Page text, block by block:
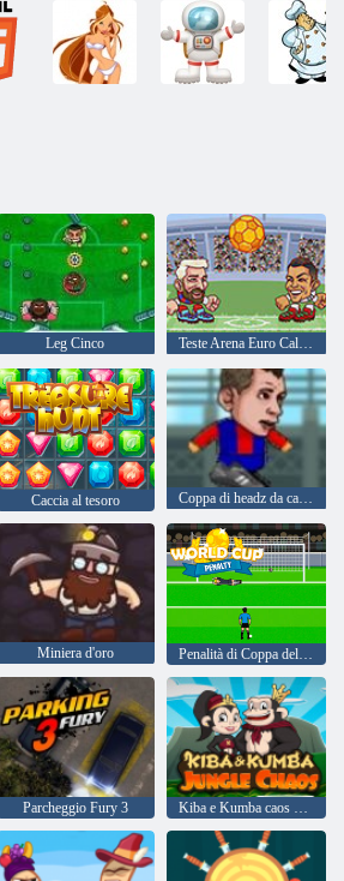
Leg Cinco Teste Arena Euro Calcio
Caccia al tesoro Coppa di headz da calcio 2
Miniera d'oro Penalità di Coppa del Mondo
Parcheggio Fury 3 Kiba e Kumba caos nella giungla